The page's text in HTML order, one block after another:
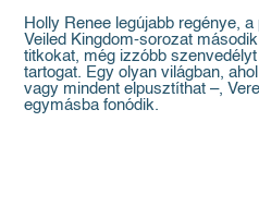
Holly Renee legújabb regénye,
Veiled Kingdom-sorozat
titkokat, még izzóbb
tartogat. Egy olyan világban,
vagy mindent elpusztíthat –,
egymásba fonódik.